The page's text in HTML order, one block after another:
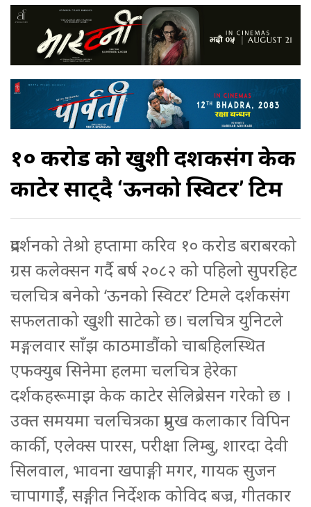
१० करोड को खुशी दर्शकसंग केक
काटेर साट्दै ‘ऊनको स्विटर’ टिम
प्रदर्शनको तेश्रो हप्तामा करिव १० करोड बराबरको
ग्रस कलेक्सन गर्दै बर्ष २०८२ को पहिलो सुपरहिट
चलचित्र बनेको ‘ऊनको स्विटर’ टिमले दर्शकसंग
सफलताको खुशी साटेको छ। चलचित्र युनिटले
मङ्गलवार साँझ काठमाडौंको चाबहिलस्थित
एफक्युब सिनेमा हलमा चलचित्र हेरेका
दर्शकहरूमाझ केक काटेर सेलिब्रेसन गरेको छ ।
उक्त समयमा चलचित्रका प्रमुख कलाकार विपिन
कार्की, एलेक्स पारस, परीक्षा लिम्बु, शारदा देवी
सिलवाल, भावना खपाङ्गी मगर, गायक सुजन
चापागाईँ, सङ्गीत निर्देशक कोविद बज्र, गीतकार